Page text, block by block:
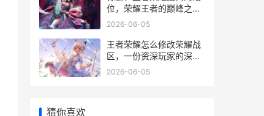
位，荣耀王者的巅峰之路
副标题：从倔强青铜到无
2026-06-05
王者荣耀怎么修改荣耀战
区，一份资深玩家的深度
指南，副标题：精准定位
2026-06-05
猜你喜欢